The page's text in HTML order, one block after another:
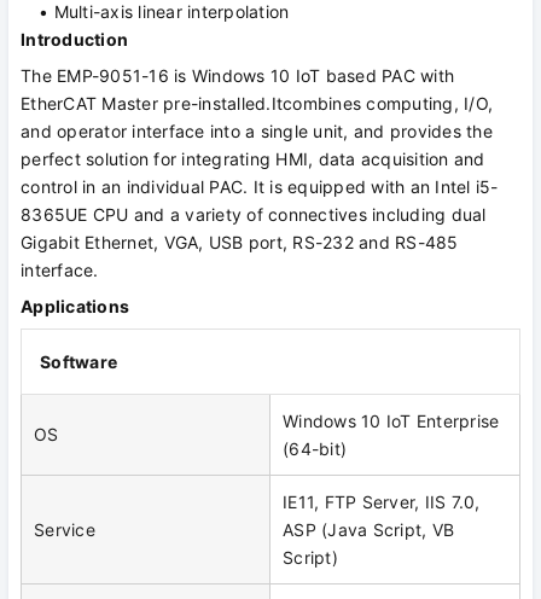
• Multi-axis linear interpolation
Introduction
The EMP-9051-16 is Windows 10 IoT based PAC with
EtherCAT Master pre-installed.Itcombines computing, I/O,
and operator interface into a single unit, and provides the
perfect solution for integrating HMI, data acquisition and
control in an individual PAC. It is equipped with an Intel i5-
8365UE CPU and a variety of connectives including dual
Gigabit Ethernet, VGA, USB port, RS-232 and RS-485
interface.
Applications
Software
OS
Windows 10 IoT Enterprise
(64-bit)
Service
IE11, FTP Server, IIS 7.0,
ASP (Java Script, VB
Script)